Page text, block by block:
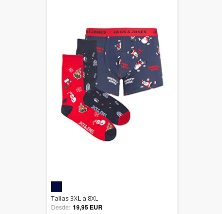
5.00
out of 5
Tallas 3XL a 8XL
Desde: 19,95 EUR